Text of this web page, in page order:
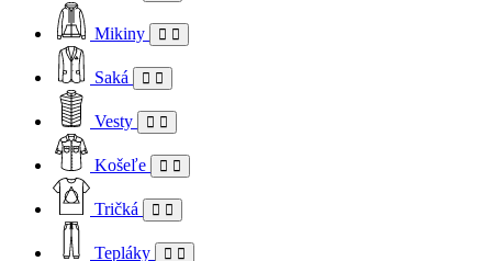
Mikiny
Saká
Vesty
Košeľe
Tričká
Tepláky